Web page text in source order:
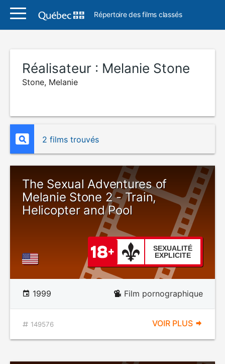
Répertoire des films classés
Réalisateur : Melanie Stone
Stone, Melanie
2 films trouvés
The Sexual Adventures of
Melanie Stone 2 - Train,
Helicopter and Pool
SEXUALITÉ
EXPLICITE
1999 Film pornographique
149576 VOIR PLUS